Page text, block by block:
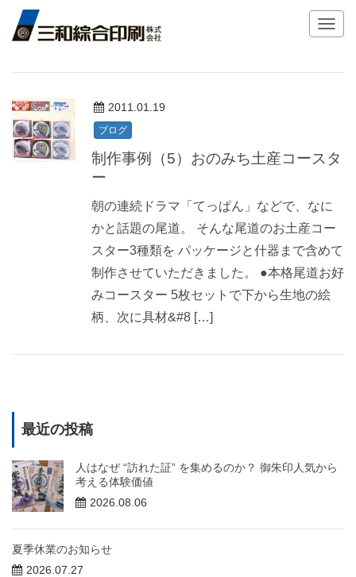
T
v
g
i
o
n
2011.01.19
ブログ
制作事例（5）おのみち土産コースタ
ー
朝の連続ドラマ「てっぱん」などで、なに
かと話題の尾道。 そんな尾道のお土産コー
スター3種類を パッケージと什器まで含めて
制作させていただきました。 ●本格尾道お好
みコースター 5枚セットで下から生地の絵
柄、次に具材&#8 […]
最近の投稿
人はなぜ “訪れた証” を集めるのか？ 御朱印人気から
考える体験価値
2026.08.06
夏季休業のお知らせ
2026.07.27